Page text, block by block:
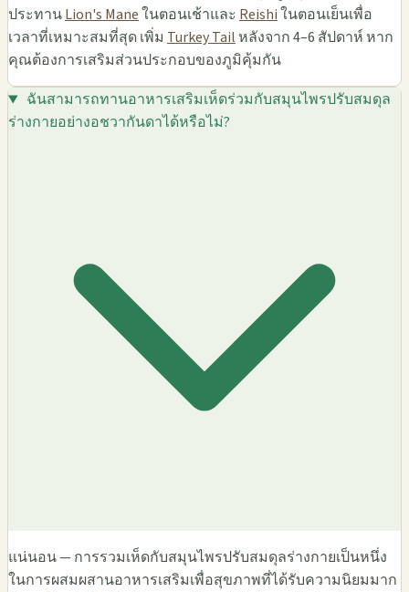
ประทานLion's Maneในตอนเช้าและ Reishiในตอนเย็นเพื่อ
เวลาที่เหมาะสมที่สุด เพิ่ม Turkey Tailหลังจาก 4–6 สัปดาห์ หาก
คุณต้องการเสริมส่วนประกอบของภูมิคุ้มกัน
ฉันสามารถทานอาหารเสริมเห็ดร่วมกับสมุนไพรปรับสมดุล
ร่างกายอย่างอชวากันดาได้หรือไม่?
แน่นอน — การรวมเห็ดกับสมุนไพรปรับสมดุลร่างกายเป็นหนึ่ง
ในการผสมผสานอาหารเสริมเพื่อสุขภาพที่ได้รับความนิยมมาก